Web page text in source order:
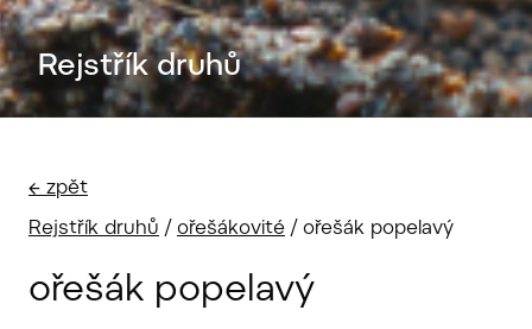
Rejstřík druhů
← zpět
Rejstřík druhů / ořešákovité / ořešák popelavý
ořešák popelavý